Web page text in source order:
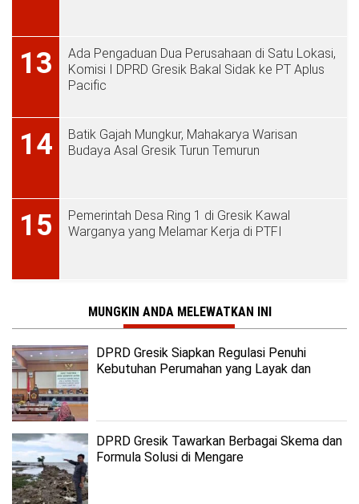
13
Ada Pengaduan Dua Perusahaan di Satu Lokasi,
Komisi I DPRD Gresik Bakal Sidak ke PT Aplus
Pacific
14
Batik Gajah Mungkur, Mahakarya Warisan
Budaya Asal Gresik Turun Temurun
15
Pemerintah Desa Ring 1 di Gresik Kawal
Warganya yang Melamar Kerja di PTFI
MUNGKIN ANDA MELEWATKAN INI
DPRD Gresik Siapkan Regulasi Penuhi
Kebutuhan Perumahan yang Layak dan
DPRD Gresik Tawarkan Berbagai Skema dan
Formula Solusi di Mengare